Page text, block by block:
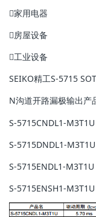
家用电器
房屋设备
工业设备
SEIKO精工S-5715
N沟道开路漏极输出产
S-5715CNDL1-
S-5715DNDL1-
S-5715ENDL1-
S-5715ENSH1-M3T1U